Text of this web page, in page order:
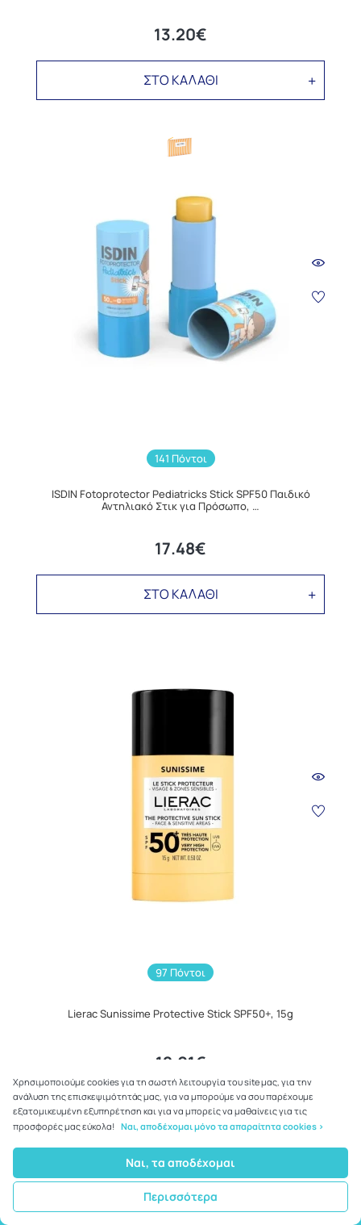
13.20€
ΣΤΟ ΚΑΛΑΘΙ
141 Πόντοι
ISDIN Fotoprotector Pediatricks Stick SPF50 Παιδικό
Αντηλιακό Στικ για Πρόσωπο, …
17.48€
ΣΤΟ ΚΑΛΑΘΙ
97 Πόντοι
Lierac Sunissime Protective Stick SPF50+, 15g
12.01€
ΣΤΟ ΚΑΛΑΘΙ
Χρησιμοποιούμε cookies για τη σωστή λειτουργία του site μας, για την
ανάλυση της επισκεψιμότητάς μας, για να μπορούμε να σου παρέχουμε
εξατομικευμένη εξυπηρέτηση και για να μπορείς να μαθαίνεις για τις
προσφορές μας εύκολα! Ναι, αποδέχομαι μόνο τα απαραίτητα cookies >
Ναι, τα αποδέχομαι
Περισσότερα